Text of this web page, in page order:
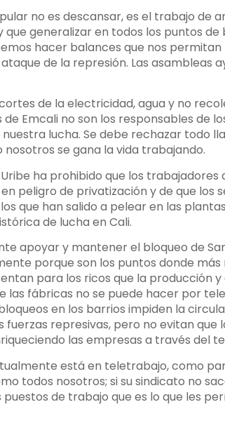
no es descansar, es el trabajo de
que generalizar en todos los puntos
hacer balances que nos
de la represión. Las asambleas
de la electricidad, agua y no
Emcali no son los responsables de
lucha. Se debe rechazar todo
se gana la vida trabajando.
Uribe ha prohibido que los
peligro de privatización y de que los
que han salido a pelear en las
de lucha en Cali.
apoyar y mantener el bloqueo de
porque son los puntos donde
para los ricos que la producción
las fábricas no se puede hacer por
en los barrios impiden la
fuerzas represivas, pero no evitan que
las empresas a través del
está en teletrabajo, como
todos nosotros; si su sindicato no
puestos de trabajo que es lo que les